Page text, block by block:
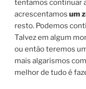
tentamos continuar
acrescentamos um
resto. Podemos
Talvez em algum
ou então teremos
mais algarismos
melhor de tudo é